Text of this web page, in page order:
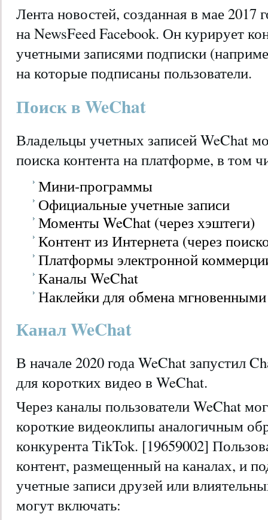
Лента новостей, созданная в мае 2017
на NewsFeed Facebook. Он курирует
учетными записями подписки
на которые подписаны пользователи.
Поиск в WeChat
Владельцы учетных записей WeChat
поиска контента на платформе, в том
Мини-программы
Официальные учетные записи
Моменты WeChat (через хэштеги)
Контент из Интернета (через
Платформы электронной
Каналы WeChat
Наклейки для обмена
Канал WeChat
В начале 2020 года WeChat запустил
для коротких видео в WeChat.
Через каналы пользователи WeChat
короткие видеоклипы аналогичным
конкурента TikTok. [19659002]
контент, размещенный на каналах, и
учетные записи друзей или
могут включать: